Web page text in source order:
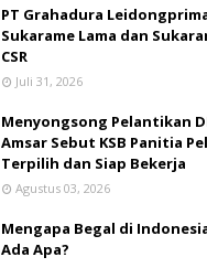
PT Grahadura
Sukarame Lama dan
CSR
Juli 31, 2026
Menyongsong Pelantikan
Amsar Sebut KSB Panitia
Terpilih dan Siap Bekerja
Agustus 03, 2026
Mengapa Begal di
Ada Apa?